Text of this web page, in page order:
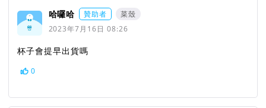
哈囉哈 贊助者
菜殼
2023年7月16日 08:26
杯子會提早出貨嗎
0